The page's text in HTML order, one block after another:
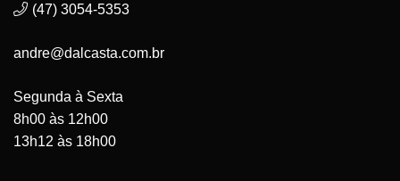
(47) 3054-5353
andre@dalcasta.com.br
Segunda à Sexta
8h00 às 12h00
13h12 às 18h00